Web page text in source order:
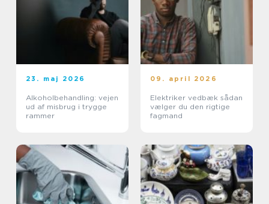
23. maj 2026
Alkoholbehandling: vejen
ud af misbrug i trygge
rammer
09. april 2026
Elektriker vedbæk sådan
vælger du den rigtige
fagmand